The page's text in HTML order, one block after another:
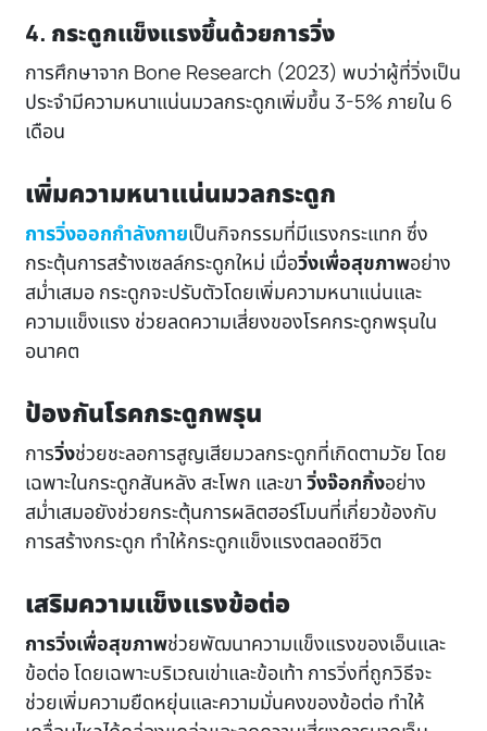
4. กระดูกแข็งแรงขึ้นด้วยการวิ่ง
การศึกษาจาก Bone Research (2023) พบว่าผู้ที่วิ่งเป็น
ประจำมีความหนาแน่นมวลกระดูกเพิ่มขึ้น 3-5% ภายใน 6
เดือน
เพิ่มความหนาแน่นมวลกระดูก
การวิ่งออกกำลังกายเป็นกิจกรรมที่มีแรงกระแทก ซึ่ง
กระตุ้นการสร้างเซลล์กระดูกใหม่ เมื่อวิ่งเพื่อสุขภาพอย่าง
สม่ำเสมอ กระดูกจะปรับตัวโดยเพิ่มความหนาแน่นและ
ความแข็งแรง ช่วยลดความเสี่ยงของโรคกระดูกพรุนใน
อนาคต
ป้องกันโรคกระดูกพรุน
การวิ่งช่วยชะลอการสูญเสียมวลกระดูกที่เกิดตามวัย โดย
เฉพาะในกระดูกสันหลัง สะโพก และขาวิ่งจ๊อกกิ้งอย่าง
สม่ำเสมอยังช่วยกระตุ้นการผลิตฮอร์โมนที่เกี่ยวข้องกับ
การสร้างกระดูก ทำให้กระดูกแข็งแรงตลอดชีวิต
เสริมความแข็งแรงข้อต่อ
การวิ่งเพื่อสุขภาพช่วยพัฒนาความแข็งแรงของเอ็นและ
ข้อต่อ โดยเฉพาะบริเวณเข่าและข้อเท้า การวิ่งที่ถูกวิธีจะ
ช่วยเพิ่มความยืดหยุ่นและความมั่นคงของข้อต่อ ทำให้